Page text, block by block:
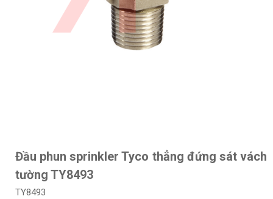
Đầu phun sprinkler Tyco thẳng đứng sát vách
tường TY8493
TY8493